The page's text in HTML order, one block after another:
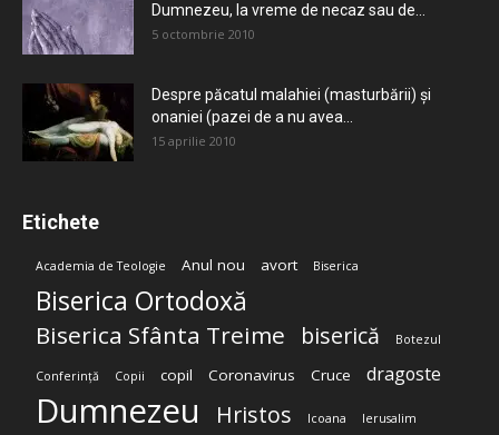
Dumnezeu, la vreme de necaz sau de...
5 octombrie 2010
Despre păcatul malahiei (masturbării) şi
onaniei (pazei de a nu avea...
15 aprilie 2010
Etichete
Academia de Teologie Anul nou avort Biserica
Biserica Ortodoxă
Biserica Sfânta Treime biserică Botezul
Conferință Copii copil Coronavirus Cruce dragoste
Dumnezeu Hristos Icoana Ierusalim